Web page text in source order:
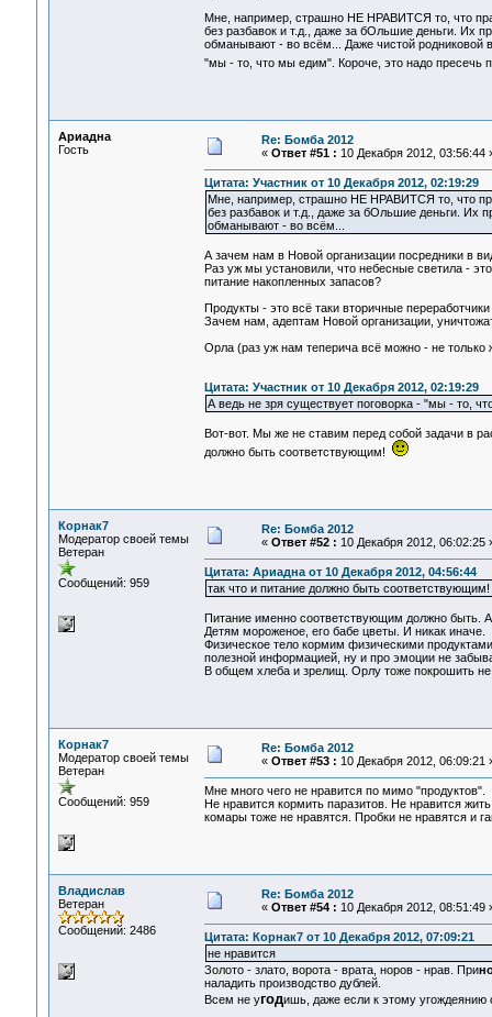
Мне, например, страшно НЕ НРАВИТСЯ то, что
без разбавок и т.д., даже за бОльшие деньги. Их
обманывают - во всём... Даже чистой родниковой
"мы - то, что мы едим". Короче, это надо пресечь
Ариадна
Гость
Re: Бомба 2012
« Ответ #51 : 10 Декабря 2012, 03:56:44
Цитата: Участник от 10 Декабря 2012, 02:19:29
Мне, например, страшно НЕ НРАВИТСЯ то, что
без разбавок и т.д., даже за бОльшие деньги. Их
обманывают - во всём...
А зачем нам в Новой организации посредники в
Раз уж мы установили, что небесные светила -
питание накопленных запасов?
Продукты - это всё таки вторичные
Зачем нам, адептам Новой организации,
Орла (раз уж нам теперича всё можно - не
Цитата: Участник от 10 Декабря 2012, 02:19:29
А ведь не зря существует поговорка - "мы - то,
Вот-вот. Мы же не ставим перед собой задачи в
должно быть соответствующим!
Корнак7
Модератор своей темы
Ветеран
Сообщений: 959
Re: Бомба 2012
« Ответ #52 : 10 Декабря 2012, 06:02:25
Цитата: Ариадна от 10 Декабря 2012, 04:56:44
так что и питание должно быть соответствующим!
Питание именно соответствующим должно быть.
Детям мороженое, его бабе цветы. И никак иначе.
Физическое тело кормим физическими
полезной информацией, ну и про эмоции не
В общем хлеба и зрелищ. Орлу тоже покрошить
Корнак7
Модератор своей темы
Ветеран
Сообщений: 959
Re: Бомба 2012
« Ответ #53 : 10 Декабря 2012, 06:09:21
Мне много чего не нравится по мимо "продуктов".
Не нравится кормить паразитов. Не нравится
комары тоже не нравятся. Пробки не нравятся и
Владислав
Ветеран
Сообщений: 2486
Re: Бомба 2012
« Ответ #54 : 10 Декабря 2012, 08:51:49
Цитата: Корнак7 от 10 Декабря 2012, 07:09:21
не нравится
Золото - злато, ворота - врата, норов - нрав. При
наладить производство дублей.
Всем не угодишь, даже если к этому